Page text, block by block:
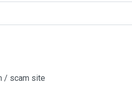
/ scam site